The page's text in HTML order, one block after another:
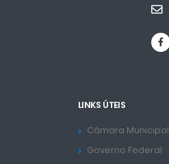
LINKS ÚTEIS
Câmara Municipal
Governo Federal